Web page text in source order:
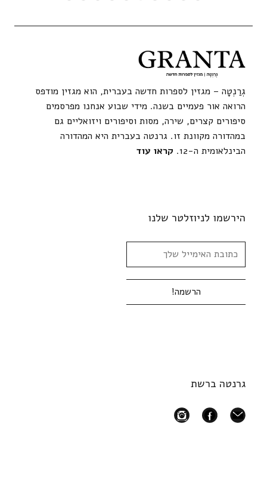
גְרַנְטָה – מגזין לספרות חדשה בעברית, הוא מגזין מודפס
הרואה אור פעמיים בשנה. מידי שבוע אנחנו מפרסמים
סיפורים קצרים, שירה, מסות וסיפורים ויזואליים גם
במהדורה מקוונת זו. גרנטה בעברית היא המהדורה
הבינלאומית ה-12.
קראו עוד
הירשמו לניוזלטר שלנו
גרנטה ברשת
mail
facebook
instagram